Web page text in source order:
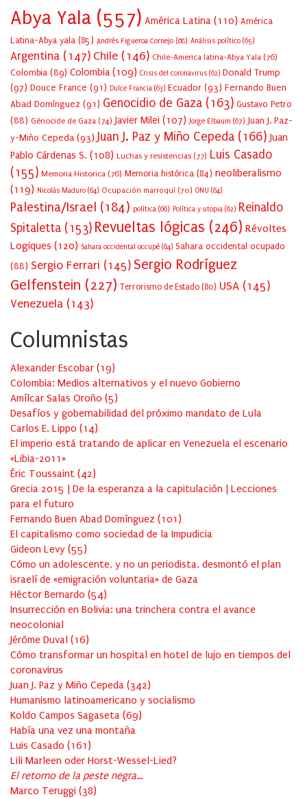
Abya Yala (557) América Latina (110) América
Latina-Abya yala (85) Andrés Figueroa Cornejo (68) Análisis político (65)
Argentina (147) Chile (146) Chile-America latina-Abya Yala (76)
Colombia (89) Colombia(109) Crisis del coronavirus (62) Donald Trump
(97) Douce France (91) Dulce Francia (63) Ecuador (93) Fernando Buen
Abad Domínguez (91) Genocidio de Gaza (163) Gustavo Petro
(88) Génocide de Gaza (74) Javier Milei (107) Jorge Elbaum (67) Juan J. Paz-
y-Miño Cepeda (93) Juan J. Paz y Miño Cepeda (166) Juan
Pablo Cárdenas S. (108) Luchas y resistencias (77) Luis Casado
(155) Memoria Historica (76) Memoria histórica (84) neoliberalismo
(119) Nicolás Maduro (64) Ocupación marroquí (70) ONU (64)
Palestina/Israel (184) política (66) Política y utopia (62) Reinaldo
Spitaletta (153) Revueltas lógicas (246) Révoltes
Logiques (120) Sahara occidental occupé (64) Sahara occidental ocupado
(88) Sergio Ferrari (145) Sergio Rodríguez
Gelfenstein (227) Terrorismo de Estado (80) USA (145)
Venezuela (143)
Columnistas
Alexander Escobar (19)
Colombia: Medios alternativos y el nuevo Gobierno
Amílcar Salas Oroño (5)
Desafíos y gobernabilidad del próximo mandato de Lula
Carlos E. Lippo (14)
El imperio está tratando de aplicar en Venezuela el escenario
«Libia-2011»
Éric Toussaint (42)
Grecia 2015 | De la esperanza a la capitulación | Lecciones
para el futuro
Fernando Buen Abad Domínguez (101 )
El capitalismo como sociedad de la Impudicia
Gideon Levy (55)
Cómo un adolescente, y no un periodista, desmontó el plan
israelí de «emigración voluntaria» de Gaza
Héctor Bernardo (54)
Insurrección en Bolivia: una trinchera contra el avance
neocolonial
Jérôme Duval (16)
Cómo transformar un hospital en hotel de lujo en tiempos del
coronavirus
Juan J. Paz y Miño Cepeda (342)
Humanismo latinoamericano y socialismo
Koldo Campos Sagaseta (69)
Había una vez una montaña
Luis Casado (161 )
Lili Marleen oder Horst-Wessel-Lied?
El retorno de la peste negra…
Marco Teruggi (38)